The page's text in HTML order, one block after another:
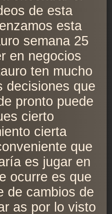
de esta
esta
semana 25
en negocios
ten mucho
decisiones que
pronto puede
cierto
cierta
que
es jugar en
ocurre es que
de cambios de
as por lo visto